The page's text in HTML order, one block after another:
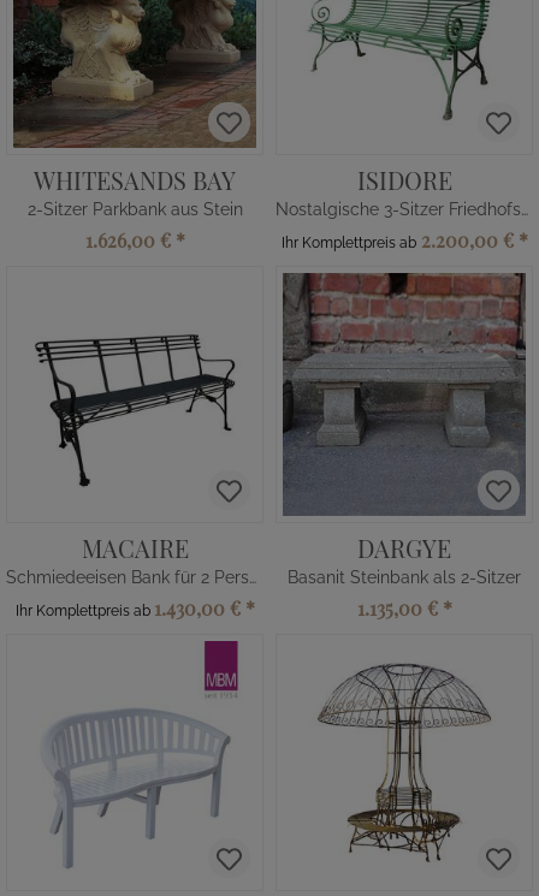
WHITESANDS BAY
2-Sitzer Parkbank aus Stein
1.626,00 € *
ISIDORE
Nostalgische 3-Sitzer Friedhofsbank
Ihr Komplettpreis ab 2.200,00 € *
MACAIRE
Schmiedeeisen Bank für 2 Personen
Ihr Komplettpreis ab 1.430,00 € *
DARGYE
Basanit Steinbank als 2-Sitzer
1.135,00 € *